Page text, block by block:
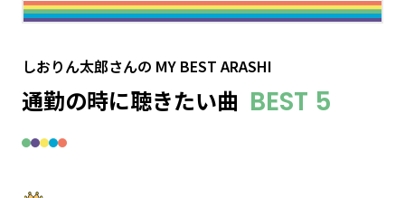
しおりん太郎さんの MY BEST ARASHI
通勤の時に聴きたい曲 BEST 5